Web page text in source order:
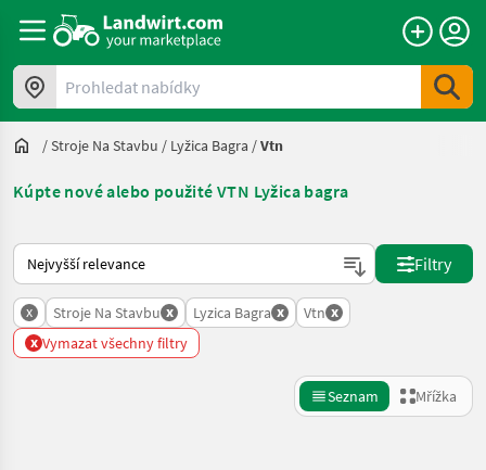
Prohledat nabídky
/Stroje Na Stavbu / Lyžica Bagra /Vtn
Kúpte nové alebo použité VTN Lyžica bagra
Takto se řadí nabídky na Landwirt.com
Filtry
x Stroje Na Stavbu x Lyzica Bagra x Vtn x
x Vymazat všechny filtry
Seznam Mřížka